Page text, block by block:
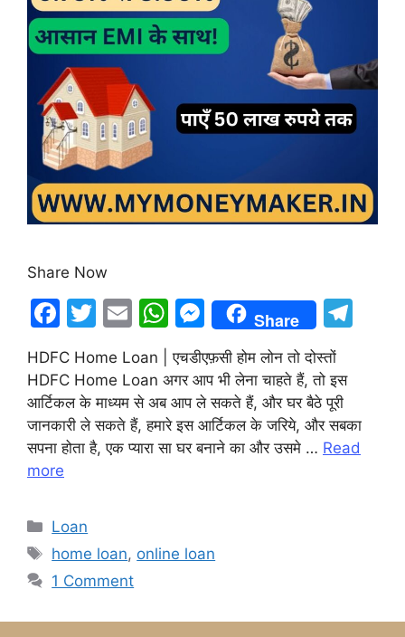
Share Now
F
c
e
b
o
o
k
T
itt
er
E
ai
l
W
at
s
A
p
M
e
s
s
e
n
Share
a
m
HDFC Home Loan | एचडीएफ़सी होम लोन तो दोस्तों
HDFC Home Loan अगर आप भी लेना चाहते हैं, तो इस
आर्टिकल के माध्यम से अब आप ले सकते हैं, और घर बैठे पूरी
जानकारी ले सकते हैं, हमारे इस आर्टिकल के जरिये, और सबका
सपना होता है, एक प्यारा सा घर बनाने का और उसमे … Read
more
Categories
Loan
Tags
home loan, online loan
1 Comment